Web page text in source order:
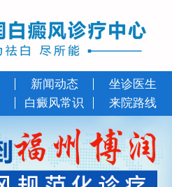
新闻动态
坐诊医生
白癜风常识 来院路线